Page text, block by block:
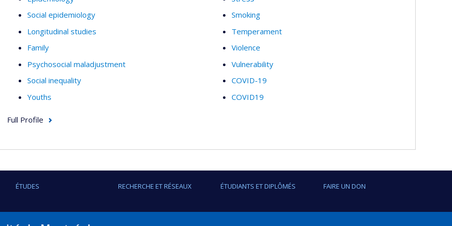
Social epidemiology
Longitudinal studies
Family
Psychosocial maladjustment
Social inequality
Youths
Smoking
Temperament
Violence
Vulnerability
COVID-19
COVID19
Full Profile
ÉTUDES RECHERCHE ET RÉSEAUX ÉTUDIANTS ET DIPLÔMÉS FAIRE UN DON